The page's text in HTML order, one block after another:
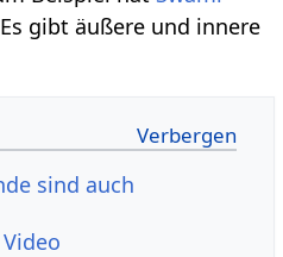
gibt äußere und innere
sind auch
Wissenschaftler‏‎ Video